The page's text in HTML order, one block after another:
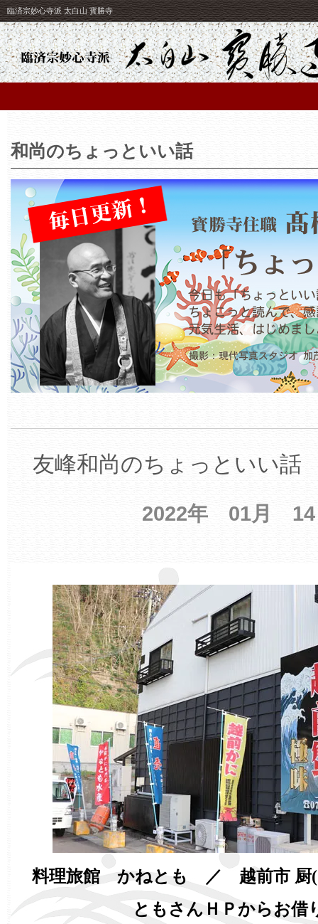
臨済宗妙心寺派 太白山 寳勝寺
和尚のちょっといい話
友峰和尚のちょっといい話
2022年 01月
料理旅館 かねとも ／ 越前市 厨
ともさんＨＰからお借